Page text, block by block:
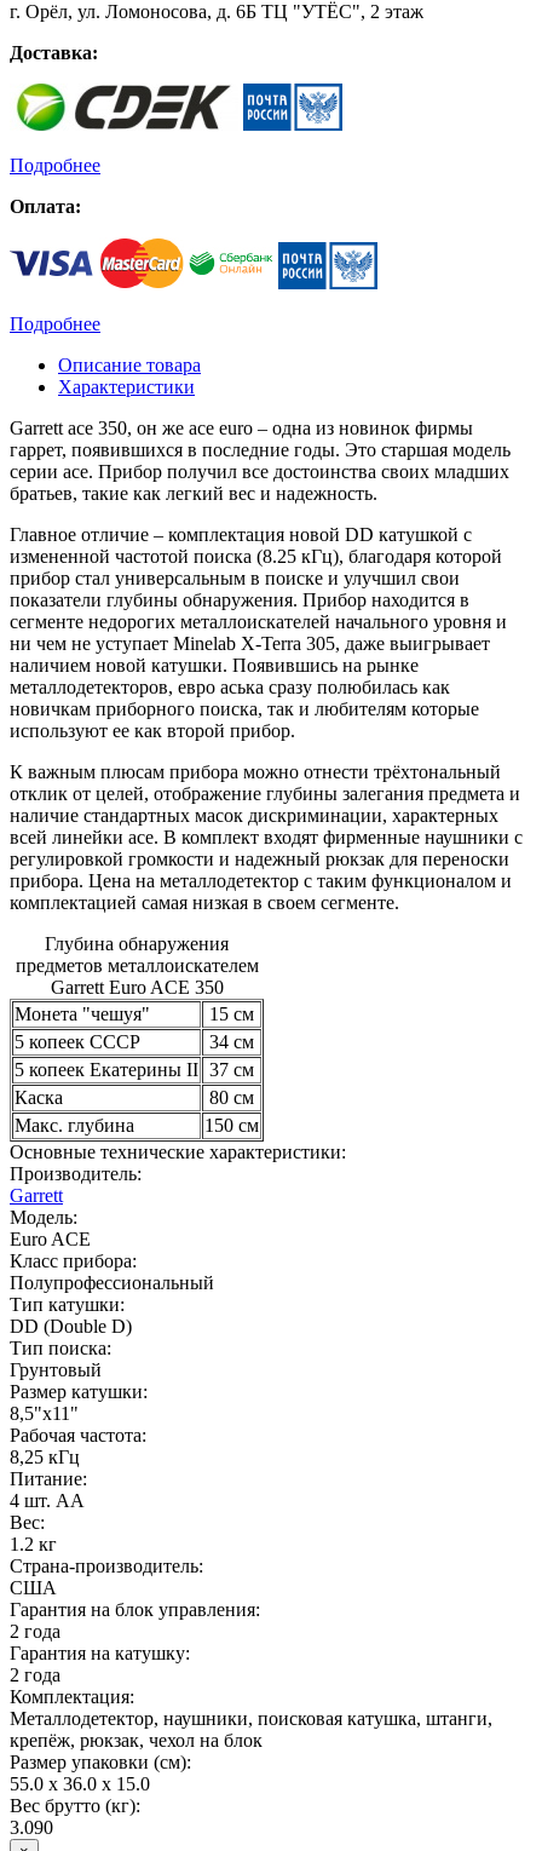
г. Орёл, ул. Ломоносова, д. 6Б ТЦ "УТЁС", 2 этаж
Доставка:
Подробнее
Оплата:
Подробнее
Описание товара
Характеристики
Garrett ace 350, он же ace euro – одна из новинок фирмы
гаррет, появившихся в последние годы. Это старшая модель
серии ace. Прибор получил все достоинства своих младших
братьев, такие как легкий вес и надежность.
Главное отличие – комплектация новой DD катушкой с
измененной частотой поиска (8.25 кГц), благодаря которой
прибор стал универсальным в поиске и улучшил свои
показатели глубины обнаружения. Прибор находится в
сегменте недорогих металлоискателей начального уровня и
ни чем не уступает Minelab X-Terra 305, даже выигрывает
наличием новой катушки. Появившись на рынке
металлодетекторов, евро аська сразу полюбилась как
новичкам приборного поиска, так и любителям которые
используют ее как второй прибор.
К важным плюсам прибора можно отнести трёхтональный
отклик от целей, отображение глубины залегания предмета и
наличие стандартных масок дискриминации, характерных
всей линейки асе. В комплект входят фирменные наушники с
регулировкой громкости и надежный рюкзак для переноски
прибора. Цена на металлодетектор с таким функционалом и
комплектацией самая низкая в своем сегменте.
Глубина обнаружения
предметов металлоискателем
Garrett Euro ACE 350
Монета "чешуя"
15 см
5 копеек СССР
34 см
5 копеек Екатерины II 37 см
Каска
80 см
Макс. глубина
150 см
Основные технические характеристики:
Производитель:
Garrett
Модель:
Euro ACE
Класс прибора:
Полупрофессиональный
Тип катушки:
DD (Double D)
Тип поиска:
Грунтовый
Размер катушки:
8,5"x11"
Рабочая частота:
8,25 кГц
Питание:
4 шт. AA
Вес:
1.2 кг
Страна-производитель:
США
Гарантия на блок управления:
2 года
Гарантия на катушку:
2 года
Комплектация:
Металлодетектор, наушники, поисковая катушка, штанги,
крепёж, рюкзак, чехол на блок
Размер упаковки (см):
55.0 x 36.0 x 15.0
Вес брутто (кг):
3.090